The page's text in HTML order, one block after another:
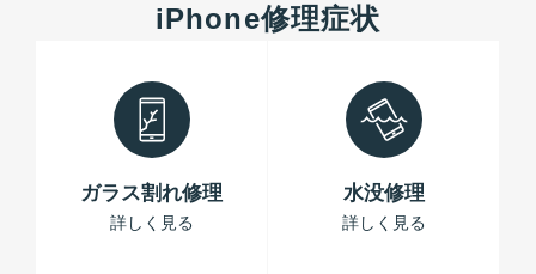
iPhone修理症状
ガラス割れ修理
詳しく見る
水没修理
詳しく見る